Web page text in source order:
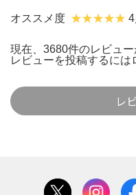
オススメ度
現在、3680件のレビュー
レビューを投稿するには
レ